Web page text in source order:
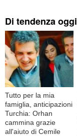
Di tendenza oggi
Tutto per la mia
famiglia, anticipazioni
Turchia: Orhan
cammina grazie
all'aiuto di Cemile